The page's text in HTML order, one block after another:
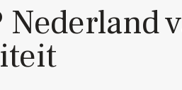
Nederland